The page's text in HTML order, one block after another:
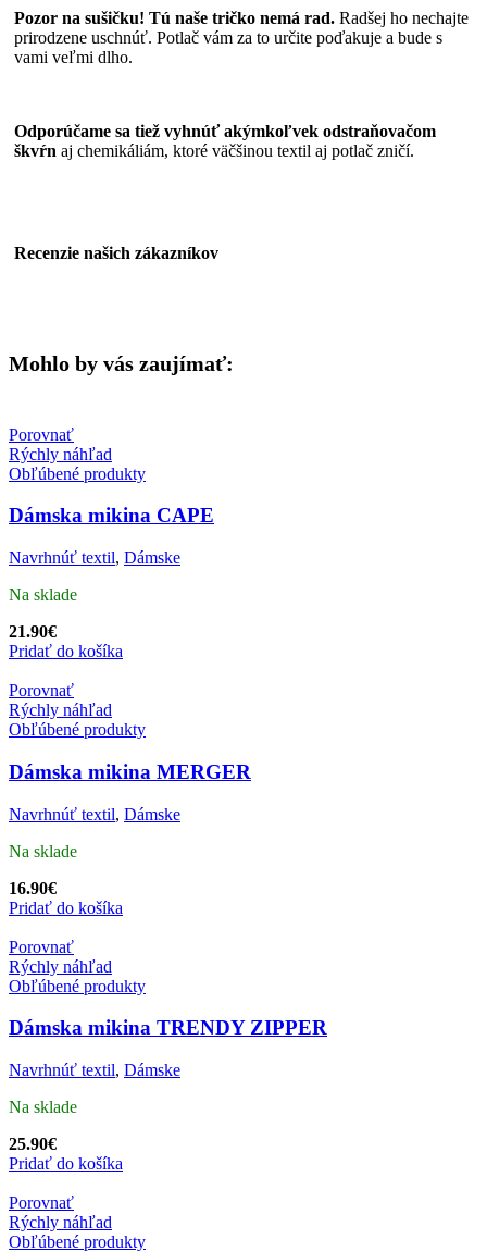
Pozor na sušičku! Tú naše tričko nemá rad. Radšej ho nechajte
prirodzene uschnúť. Potlač vám za to určite poďakuje a bude s
vami veľmi dlho.
Odporúčame sa tiež vyhnúť akýmkoľvek odstraňovačom
škvŕn aj chemikáliám, ktoré väčšinou textil aj potlač zničí.
Recenzie našich zákazníkov
Mohlo by vás zaujímať:
Porovnať
Rýchly náhľad
Obľúbené produkty
Dámska mikina CAPE
Navrhnúť textil, Dámske
Na sklade
21.90€
Pridať do košíka
Porovnať
Rýchly náhľad
Obľúbené produkty
Dámska mikina MERGER
Navrhnúť textil, Dámske
Na sklade
16.90€
Pridať do košíka
Porovnať
Rýchly náhľad
Obľúbené produkty
Dámska mikina TRENDY ZIPPER
Navrhnúť textil, Dámske
Na sklade
25.90€
Pridať do košíka
Porovnať
Rýchly náhľad
Obľúbené produkty